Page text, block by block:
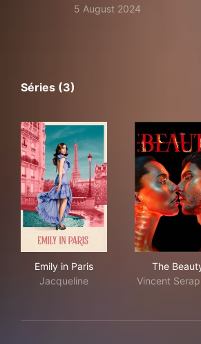
5 August 2024
Séries (3)
Emily in Paris
Jacqueline
The
Vincent